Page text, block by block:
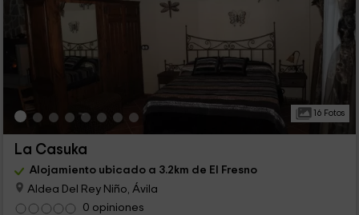
16 Fotos
La Casuka
Alojamiento ubicado a 3.2km de El Fresno
Aldea Del Rey Niño, Ávila
0 opiniones